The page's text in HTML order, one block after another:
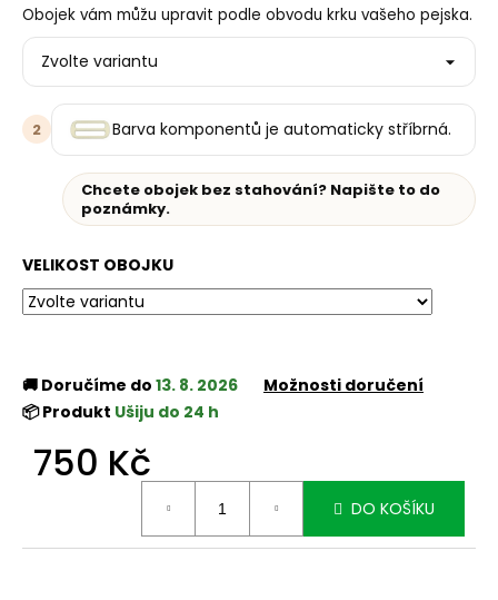
Obojek vám můžu upravit podle obvodu krku vašeho pejska.
2 Barva komponentů je automaticky stříbrná.
Chcete obojek bez stahování? Napište to do
poznámky.
VELIKOST OBOJKU
🚚 Doručíme do 13. 8. 2026
Možnosti doručení
📦 Produkt Ušiju do 24 h
750 Kč
DO KOŠÍKU